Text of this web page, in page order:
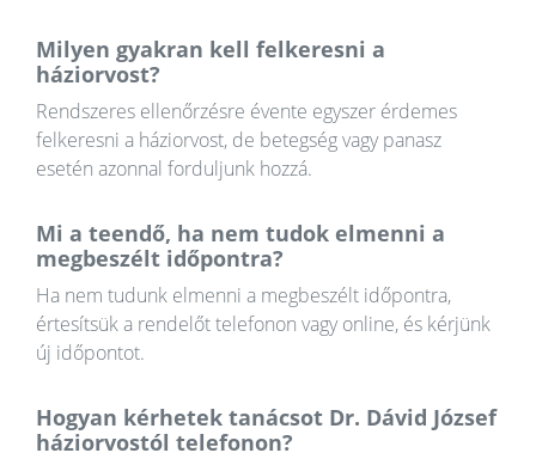
Milyen gyakran kell felkeresni a
háziorvost?
Rendszeres ellenőrzésre évente egyszer érdemes
felkeresni a háziorvost, de betegség vagy panasz
esetén azonnal forduljunk hozzá.
Mi a teendő, ha nem tudok elmenni a
megbeszélt időpontra?
Ha nem tudunk elmenni a megbeszélt időpontra,
értesítsük a rendelőt telefonon vagy online, és kérjünk
új időpontot.
Hogyan kérhetek tanácsot Dr. Dávid József
háziorvostól telefonon?